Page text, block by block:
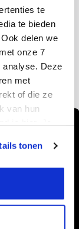
te
te bieden
delen we
onze 7
analyse. Deze
met
of die ze
van hun
meer over
en
tonen
inrichting
we altijd